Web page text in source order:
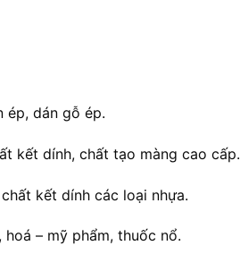
ép, dán gỗ ép.
kết dính, chất tạo màng cao cấp.
kết dính các loại nhựa.
– mỹ phẩm, thuốc nổ.